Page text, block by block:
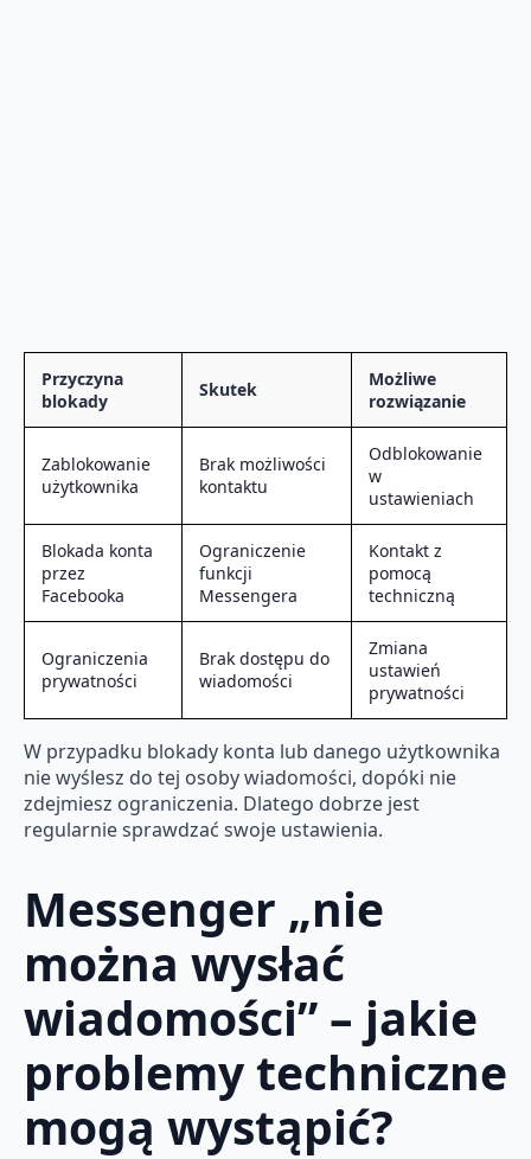
Przyczyna
blokady
Skutek
Możliwe
rozwiązanie
Zablokowanie
użytkownika
Brak możliwości
kontaktu
Odblokowanie
w
ustawieniach
Blokada konta
przez
Facebooka
Ograniczenie
funkcji
Messengera
Kontakt z
pomocą
techniczną
Ograniczenia
prywatności
Brak dostępu do
wiadomości
Zmiana
ustawień
prywatności
W przypadku blokady konta lub danego użytkownika
nie wyślesz do tej osoby wiadomości, dopóki nie
zdejmiesz ograniczenia. Dlatego dobrze jest
regularnie sprawdzać swoje ustawienia.
Messenger „nie
można wysłać
wiadomości” – jakie
problemy techniczne
mogą wystąpić?